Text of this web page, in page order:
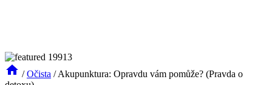
/ Očista / Akupunktura: Opravdu vám pomůže? (Pravda o